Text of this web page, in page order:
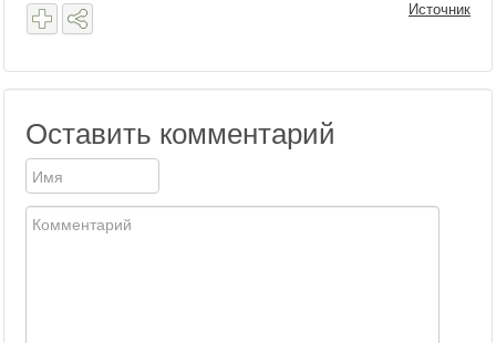
Источник
Оставить комментарий